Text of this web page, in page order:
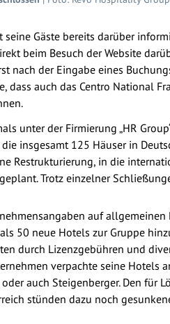
Gäste bereits darüber
beim Besuch der Website
nach der Eingabe eines
dass auch das Centro National
unter der Firmierung „HR
insgesamt 125 Häuser in
Restrukturierung, in die
Trotz einzelner
auf
50 neue Hotels zur Gruppe
durch Lizenzgebühren und
verpachte seine
auch Steigenberger. Den für
stünden dazu noch